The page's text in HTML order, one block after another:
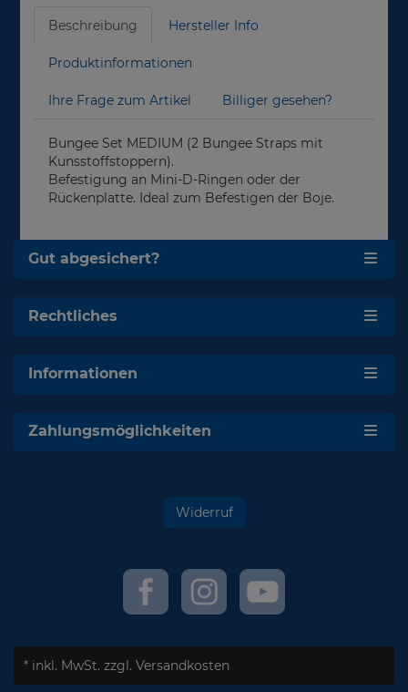
Beschreibung Hersteller Info
Produktinformationen
Ihre Frage zum Artikel Billiger gesehen?
Bungee Set MEDIUM (2 Bungee Straps mit
Kunsstoffstoppern).
Befestigung an Mini-D-Ringen oder der
Rückenplatte. Ideal zum Befestigen der Boje.
Gut abgesichert?
Rechtliches
Informationen
Zahlungsmöglichkeiten
Widerruf
* inkl. MwSt. zzgl. Versandkosten